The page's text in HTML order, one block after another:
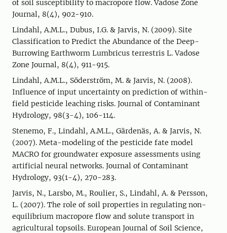
of soil susceptibility to macropore flow. Vadose Zone
Journal, 8(4), 902-910.
Lindahl, A.M.L., Dubus, I.G. & Jarvis, N. (2009). Site
Classification to Predict the Abundance of the Deep-
Burrowing Earthworm Lumbricus terrestris L. Vadose
Zone Journal, 8(4), 911-915.
Lindahl, A.M.L., Söderström, M. & Jarvis, N. (2008).
Influence of input uncertainty on prediction of within-
field pesticide leaching risks. Journal of Contaminant
Hydrology, 98(3-4), 106-114.
Stenemo, F., Lindahl, A.M.L., Gärdenäs, A. & Jarvis, N.
(2007). Meta-modeling of the pesticide fate model
MACRO for groundwater exposure assessments using
artificial neural networks. Journal of Contaminant
Hydrology, 93(1-4), 270-283.
Jarvis, N., Larsbo, M., Roulier, S., Lindahl, A. & Persson,
L. (2007). The role of soil properties in regulating non-
equilibrium macropore flow and solute transport in
agricultural topsoils. European Journal of Soil Science,